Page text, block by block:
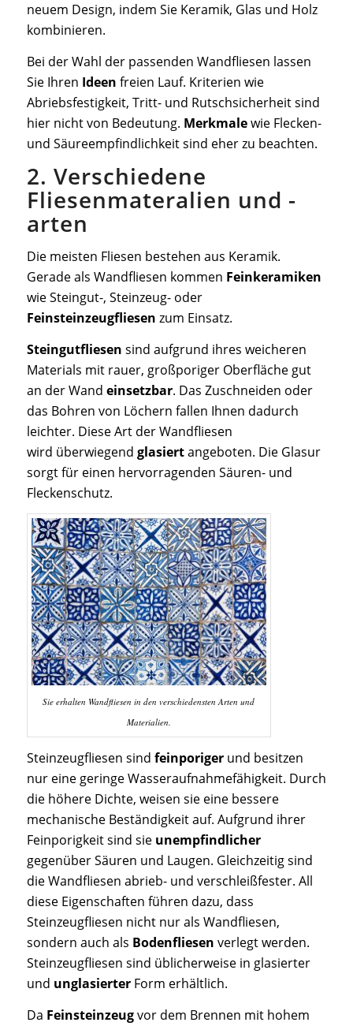
neuem Design, indem Sie Keramik, Glas und Holz
kombinieren.
Bei der Wahl der passenden Wandfliesen lassen
Sie Ihren Ideen freien Lauf. Kriterien wie
Abriebsfestigkeit, Tritt- und Rutschsicherheit sind
hier nicht von Bedeutung. Merkmalewie Flecken-
und Säureempfindlichkeit sind eher zu beachten.
2. Verschiedene
Fliesenmateralien und -
arten
Die meisten Fliesen bestehen aus Keramik.
Gerade als Wandfliesen kommen Feinkeramiken
wie Steingut-, Steinzeug- oder
Feinsteinzeugfliesen zum Einsatz.
Steingutfliesen sind aufgrund ihres weicheren
Materials mit rauer, großporiger Oberfläche gut
an der Wand einsetzbar. Das Zuschneiden oder
das Bohren von Löchern fallen Ihnen dadurch
leichter. Diese Art der Wandfliesen
wird überwiegend glasiertangeboten. Die Glasur
sorgt für einen hervorragenden Säuren- und
Fleckenschutz.
Sie erhalten Wandfliesen in den verschiedensten Arten und
Materialien.
Steinzeugfliesen sind feinporigerund besitzen
nur eine geringe Wasseraufnahmefähigkeit. Durch
die höhere Dichte, weisen sie eine bessere
mechanische Beständigkeit auf. Aufgrund ihrer
Feinporigkeit sind sie unempfindlicher
gegenüber Säuren und Laugen. Gleichzeitig sind
die Wandfliesen abrieb- und verschleißfester. All
diese Eigenschaften führen dazu, dass
Steinzeugfliesen nicht nur als Wandfliesen,
sondern auch als Bodenfliesen verlegt werden.
Steinzeugfliesen sind üblicherweise in glasierter
und unglasierterForm erhältlich.
Da Feinsteinzeugvor dem Brennen mit hohem